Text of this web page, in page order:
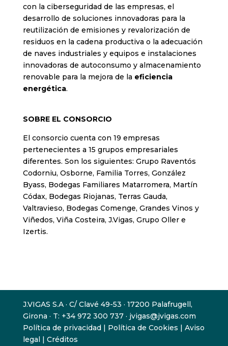
con la ciberseguridad de las empresas, el
desarrollo de soluciones innovadoras para la
reutilización de emisiones y revalorización de
residuos en la cadena productiva o la adecuación
de naves industriales y equipos e instalaciones
innovadoras de autoconsumo y almacenamiento
renovable para la mejora de la eficiencia
energética.
SOBRE EL CONSORCIO
El consorcio cuenta con 19 empresas
pertenecientes a 15 grupos empresariales
diferentes. Son los siguientes: Grupo Raventós
Codorniu, Osborne, Familia Torres, González
Byass, Bodegas Familiares Matarromera, Martín
Códax, Bodegas Riojanas, Terras Gauda,
Valtravieso, Bodegas Comenge, Grandes Vinos y
Viñedos, Viña Costeira, J.Vigas, Grupo Oller e
Izertis.
J.VIGAS S.A · C/ Clavé 49-53 · 17200 Palafrugell,
Girona · T: +34 972 300 737 · jvigas@jvigas.com
Política de privacidad| Política de Cookies | Aviso
legal| Créditos